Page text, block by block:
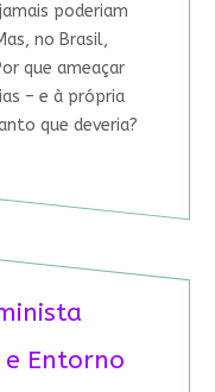
poderiam
no Brasil,
que ameaçar
– e à própria
que deveria?
Entorno